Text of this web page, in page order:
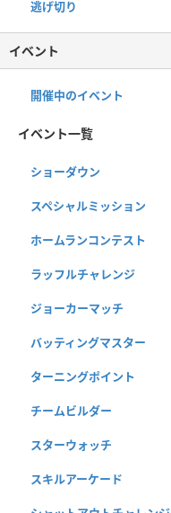
逃げ切り
イベント
開催中のイベント
イベント一覧
ショーダウン
スペシャルミッション
ホームランコンテスト
ラッフルチャレンジ
ジョーカーマッチ
バッティングマスター
ターニングポイント
チームビルダー
スターウォッチ
スキルアーケード